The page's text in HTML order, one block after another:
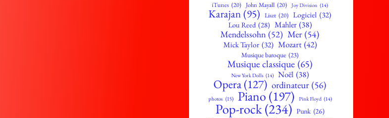
iTunes (20) John Mayall (20) Joy Division (14)
Karajan(95) Liszt (20) Logiciel (32)
Lou Reed (28) Mahler (38)
Mendelssohn (52) Mer (54)
Mick Taylor (32) Mozart (42)
Musique baroque (23)
Musique classique (65)
New York Dolls (14) Noël (38)
Opera (127) ordinateur (56)
photos (15) Piano (197) Pink Floyd (14)
Pop-rock(234) Punk (26)